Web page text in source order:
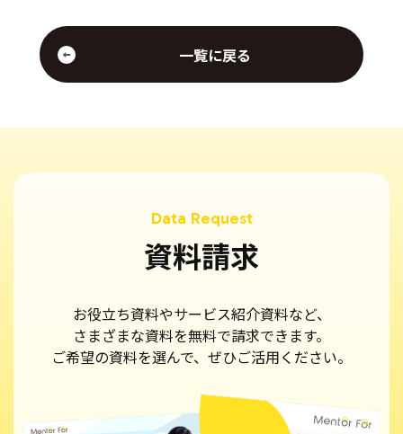
一覧に戻る
資料請求
お役立ち資料やサービス紹介資料など、
さまざまな資料を無料で請求できます。
ご希望の資料を選んで、ぜひご活用ください。